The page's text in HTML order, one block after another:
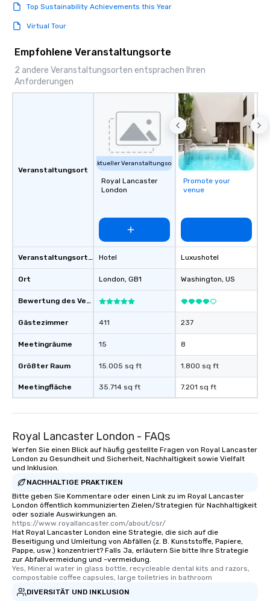
Top Sustainability Achievements this Year
Virtual Tour
Empfohlene Veranstaltungsorte
2 andere Veranstaltungsorten entsprachen Ihren
Anforderungen
Veranstaltungsort
Veranstaltungsortstyp
Ort
Bewertung des Veranstaltungsortes
Gästezimmer
Meetingräume
Größter Raum
Meetingfläche
Aktueller Veranstaltungsort
Royal Lancaster
London
Hotel
London, GB1
411
15
15.005 sq ft
35.714 sq ft
Promote your
venue
Luxushotel
Washington, US
237
8
1.800 sq ft
7.201 sq ft
Royal Lancaster London - FAQs
Werfen Sie einen Blick auf häufig gestellte Fragen von Royal Lancaster
London zu Gesundheit und Sicherheit, Nachhaltigkeit sowie Vielfalt
und Inklusion.
NACHHALTIGE PRAKTIKEN
Bitte geben Sie Kommentare oder einen Link zu im Royal Lancaster
London öffentlich kommunizierten Zielen/Strategien für Nachhaltigkeit
oder soziale Auswirkungen an.
https://www.royallancaster.com/about/csr/
Hat Royal Lancaster London eine Strategie, die sich auf die
Beseitigung und Umleitung von Abfällen (z. B. Kunststoffe, Papiere,
Pappe, usw.) konzentriert? Falls Ja, erläutern Sie bitte Ihre Strategie
zur Abfallvermeidung und -vermeidung.
Yes, Mineral water in glass bottle, recycleable dental kits and razors,
compostable coffee capsules, large toiletries in bathroom
DIVERSITÄT UND INKLUSION